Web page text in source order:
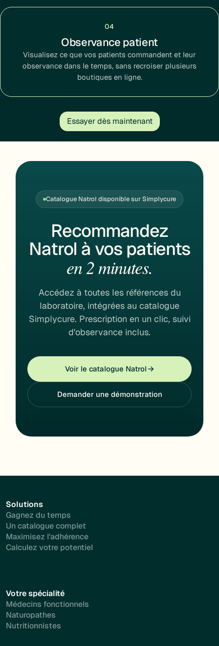
04
Observance patient
Visualisez ce que vos patients commandent et leur
observance dans le temps, sans recroiser plusieurs
boutiques en ligne.
Essayer dès maintenant
Catalogue Natrol disponible sur Simplycure
Recommandez
Natrol à vos patients
en 2 minutes.
Accédez à toutes les références du
laboratoire, intégrées au catalogue
Simplycure. Prescription en un clic, suivi
d'observance inclus.
Voir le catalogue Natrol
Demander une démonstration
Solutions
Gagnez du temps
Un catalogue complet
Maximisez l'adhérence
Calculez votre potentiel
Votre spécialité
Médecins fonctionnels
Naturopathes
Nutritionnistes